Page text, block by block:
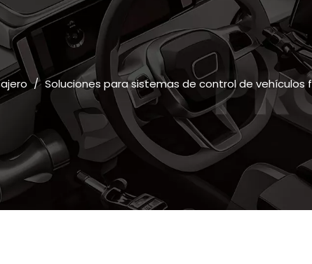
/ Soluciones para sistemas de control de vehículos